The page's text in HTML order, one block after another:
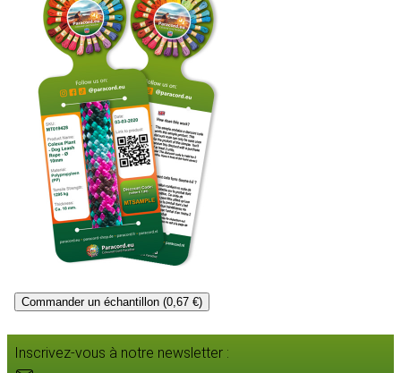
Commander un échantillon (0,67 €)
Inscrivez-vous à notre newsletter :